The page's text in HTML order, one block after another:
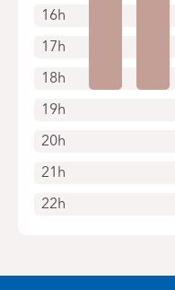
16h
17h
18h
19h
20h
21h
22h